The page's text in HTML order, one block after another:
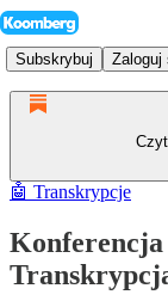
Subskrybuj Zaloguj
🤖 Transkrypcje